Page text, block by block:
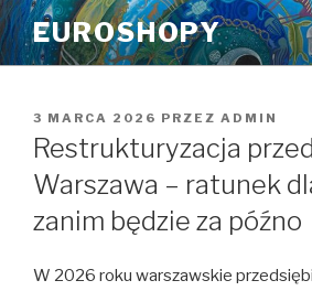
Przeskocz
do
treści
EUROSHOPY
OPUBLIKOWANE
W
3 MARCA 2026 PRZEZ ADMIN
Restrukturyzacja
Warszawa – ratunek
zanim będzie za późno
W 2026 roku warszawskie